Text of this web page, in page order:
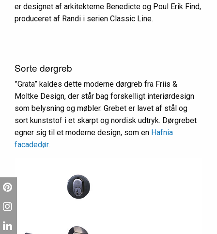
er designet af arkitekterne Benedicte og Poul Erik Find,
produceret af Randi i serien Classic Line.
Sorte dørgreb
”Grata” kaldes dette moderne dørgreb fra Friis &
Moltke Design, der står bag forskelligt interiørdesign
som belysning og møbler. Grebet er lavet af stål og
sort kunststof i et skarpt og nordisk udtryk. Dørgrebet
egner sig til et moderne design, som en Hafnia
facadedør.